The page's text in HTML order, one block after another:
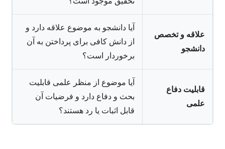
علاقه و تخصص
دانشجو
آیا دانشجو به موضوع علاقه دارد و
از دانش کافی برای پرداختن به آن
برخوردار است؟
قابلیت دفاع
علمی
آیا موضوع از منظر علمی قابلیت
بحث و دفاع دارد و فرضیات آن
قابل اثبات یا رد هستند؟